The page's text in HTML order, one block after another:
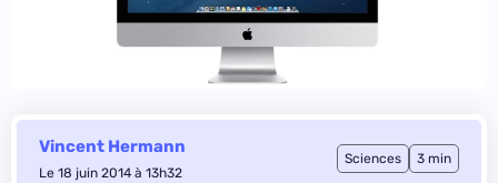
Vincent Hermann
Le 18 juin 2014 à 13h32
Sciences 3 min